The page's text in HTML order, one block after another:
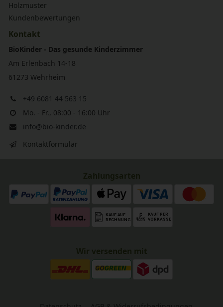
Holzmuster
Kundenbewertungen
Kontakt
BioKinder - Das gesunde Kinderzimmer
Am Erlenbach 14-18
61273 Wehrheim
+49 6081 44 563 15
Mo. - Fr., 08:00 - 16:00 Uhr
info@bio-kinder.de
Kontaktformular
Zahlungsarten
Wir versenden mit